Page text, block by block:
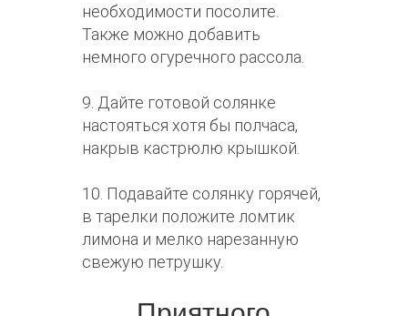
необходимости посолите.
Также можно добавить
немного огуречного рассола.
9. Дайте готовой солянке
настояться хотя бы полчаса,
накрыв кастрюлю крышкой.
10. Подавайте солянку горячей,
в тарелки положите ломтик
лимона и мелко нарезанную
свежую петрушку.